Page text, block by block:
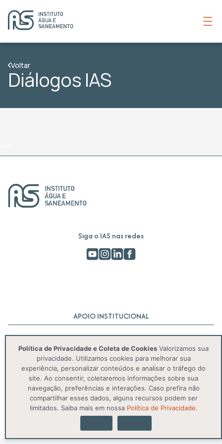
Voltar
Diálogos IAS
Siga o IAS nas redes
APOIO INSTITUCIONAL
© 2025 IAS. Todos os direitos reservados.
Política de Privacidade e Coleta de Cookies Valorizamos sua
privacidade. Utilizamos cookies para melhorar sua
experiência, personalizar conteúdos e analisar o tráfego do
site. Ao consentir, coletaremos informações sobre sua
navegação, preferências e interações. Caso prefira não
compartilhar esses dados, alguns recursos podem ser
limitados. Saiba mais em nossa Política de Privacidade.